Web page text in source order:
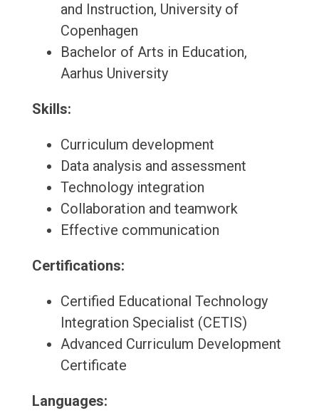
and Instruction, University of
Copenhagen
Bachelor of Arts in Education,
Aarhus University
Skills:
Curriculum development
Data analysis and assessment
Technology integration
Collaboration and teamwork
Effective communication
Certifications:
Certified Educational Technology
Integration Specialist (CETIS)
Advanced Curriculum Development
Certificate
Languages: